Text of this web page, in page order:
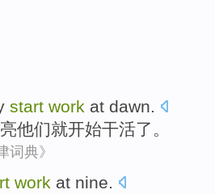
start work at dawn.
亮他们就开始干活了。
词典》
work at nine.